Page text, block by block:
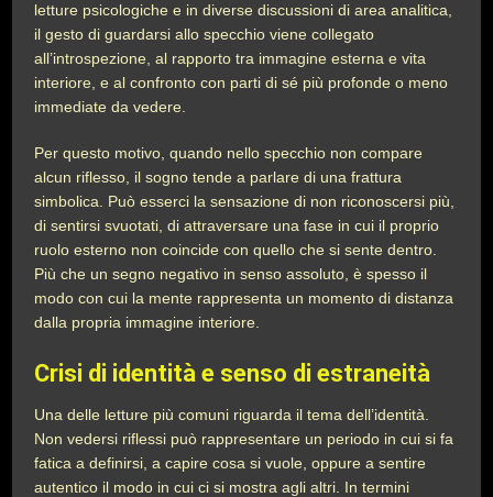
letture psicologiche e in diverse discussioni di area analitica,
il gesto di guardarsi allo specchio viene collegato
all’introspezione, al rapporto tra immagine esterna e vita
interiore, e al confronto con parti di sé più profonde o meno
immediate da vedere.
Per questo motivo, quando nello specchio non compare
alcun riflesso, il sogno tende a parlare di una frattura
simbolica. Può esserci la sensazione di non riconoscersi più,
di sentirsi svuotati, di attraversare una fase in cui il proprio
ruolo esterno non coincide con quello che si sente dentro.
Più che un segno negativo in senso assoluto, è spesso il
modo con cui la mente rappresenta un momento di distanza
dalla propria immagine interiore.
Crisi di identità e senso di estraneità
Una delle letture più comuni riguarda il tema dell’identità.
Non vedersi riflessi può rappresentare un periodo in cui si fa
fatica a definirsi, a capire cosa si vuole, oppure a sentire
autentico il modo in cui ci si mostra agli altri. In termini